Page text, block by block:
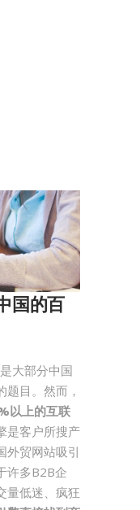
国的百
大部分中国
目。然而，
以上的互联
是客户所搜产
外贸网站吸引
许多B2B企
量低迷、疯狂